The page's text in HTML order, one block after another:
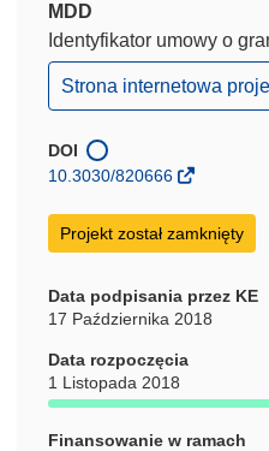
MDD
Identyfikator umowy o
(odnośnik
otworzy
w
nowym
Strona internetowa
DOI
10.3030/820666
Projekt został zamknięty
Data podpisania przez KE
17 Października 2018
Data rozpoczęcia
1 Listopada 2018
Finansowanie w ramach